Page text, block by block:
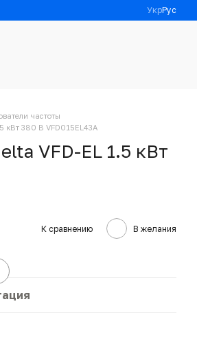
УкрРус
частоты
кВт 380 В VFD015EL43A
VFD-EL 1.5 кВт
К сравнению В желания